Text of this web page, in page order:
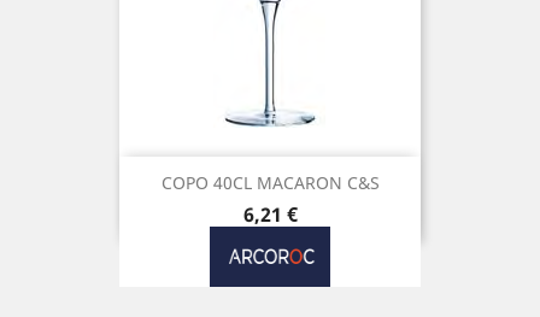
COPO 40CL MACARON C&S
Preço
6,21 €